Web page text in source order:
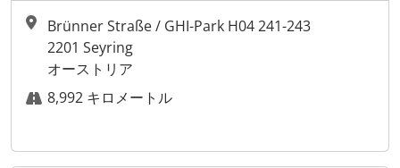
Brünner Straße / GHI-Park H04 241-243
2201 Seyring
オーストリア
8,992 キロメートル